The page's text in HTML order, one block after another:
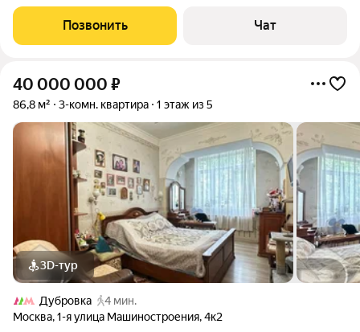
под ипотеку любого банка, который работает с апартаментами.
Полноценный первый
Позвонить Чат
40 000 000 ₽
86,8 м² 3-комн. квартира 1 этаж из 5
3D-тур
Дубровка
4 мин.
Москва,1-я улица Машиностроения,4к2